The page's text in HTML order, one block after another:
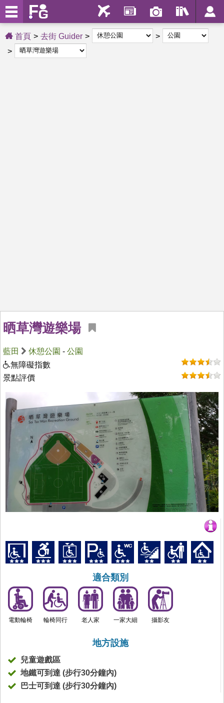
首頁 去街 Guider
晒草灣遊樂場
藍田 休憩公園 - 公園
無障礙指數
景點評價
適合類別
電動輪椅 輪椅同行 老人家 一家大細 攝影友
地方設施
兒童遊戲區
地鐵可到達 (步行30分鐘內)
巴士可到達 (步行30分鐘內)